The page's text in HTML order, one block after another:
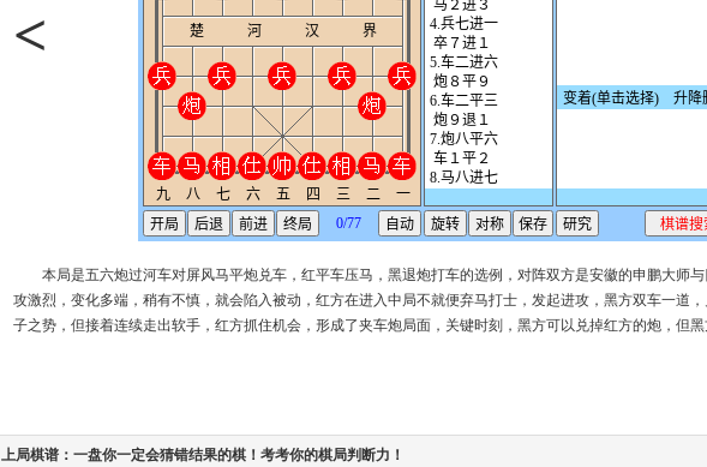
本局是五六炮过河车对屏风马平炮兑车，红平车压马，黑退炮打车的选例，对阵双方是安徽的申鹏大师
攻激烈，变化多端，稍有不慎，就会陷入被动，红方在进入中局不就便弃马打士，发起进攻，黑方双车一道
子之势，但接着连续走出软手，红方抓住机会，形成了夹车炮局面，关键时刻，黑方可以兑掉红方的炮，但
<
上局棋谱： 一盘你一定会猜错结果的棋！考考你的棋局判断力！